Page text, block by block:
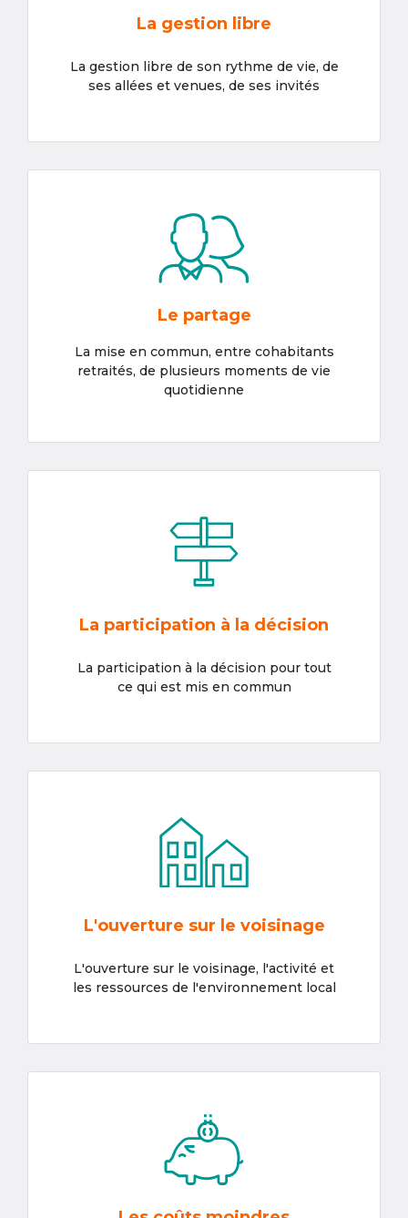
La gestion libre
La gestion libre de son rythme de vie, de
ses allées et venues, de ses invités
Le partage
La mise en commun, entre cohabitants
retraités, de plusieurs moments de vie
quotidienne
La participation à la décision
La participation à la décision pour tout
ce qui est mis en commun
L'ouverture sur le voisinage
L'ouverture sur le voisinage, l'activité et
les ressources de l'environnement local